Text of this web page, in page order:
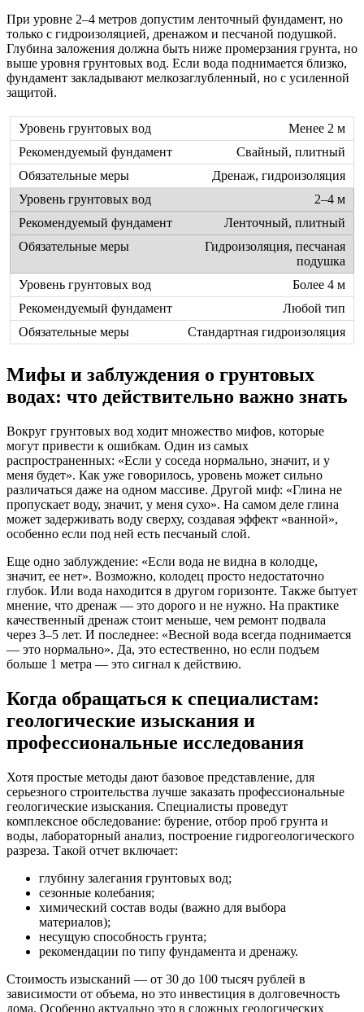
При уровне 2–4 метров допустим ленточный фундамент, но
только с гидроизоляцией, дренажом и песчаной подушкой.
Глубина заложения должна быть ниже промерзания грунта, но
выше уровня грунтовых вод. Если вода поднимается близко,
фундамент закладывают мелкозаглубленный, но с усиленной
защитой.
Менее 2 м
Свайный, плитный
Дренаж, гидроизоляция
2–4 м
Ленточный, плитный
Гидроизоляция, песчаная
подушка
Более 4 м
Любой тип
Стандартная гидроизоляция
Мифы и заблуждения о грунтовых
водах: что действительно важно знать
Вокруг грунтовых вод ходит множество мифов, которые
могут привести к ошибкам. Один из самых
распространенных: «Если у соседа нормально, значит, и у
меня будет». Как уже говорилось, уровень может сильно
различаться даже на одном массиве. Другой миф: «Глина не
пропускает воду, значит, у меня сухо». На самом деле глина
может задерживать воду сверху, создавая эффект «ванной»,
особенно если под ней есть песчаный слой.
Еще одно заблуждение: «Если вода не видна в колодце,
значит, ее нет». Возможно, колодец просто недостаточно
глубок. Или вода находится в другом горизонте. Также бытует
мнение, что дренаж — это дорого и не нужно. На практике
качественный дренаж стоит меньше, чем ремонт подвала
через 3–5 лет. И последнее: «Весной вода всегда поднимается
— это нормально». Да, это естественно, но если подъем
больше 1 метра — это сигнал к действию.
Когда обращаться к специалистам:
геологические изыскания и
профессиональные исследования
Хотя простые методы дают базовое представление, для
серьезного строительства лучше заказать профессиональные
геологические изыскания. Специалисты проведут
комплексное обследование: бурение, отбор проб грунта и
воды, лабораторный анализ, построение гидрогеологического
разреза. Такой отчет включает:
глубину залегания грунтовых вод;
сезонные колебания;
химический состав воды (важно для выбора
материалов);
несущую способность грунта;
рекомендации по типу фундамента и дренажу.
Стоимость изысканий — от 30 до 100 тысяч рублей в
зависимости от объема, но это инвестиция в долговечность
дома. Особенно актуально это в сложных геологических